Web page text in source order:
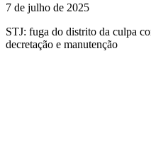
7 de julho de 2025
STJ: fuga do distrito da culpa
decretação e manutenção